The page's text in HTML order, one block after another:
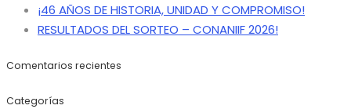
¡46 AÑOS DE HISTORIA, UNIDAD Y COMPROMISO!
RESULTADOS DEL SORTEO – CONANIIF 2026!
Comentarios recientes
Categorías